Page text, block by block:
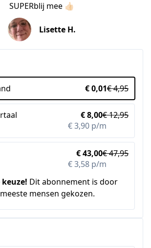
SUPERblij mee 👍🏻
Lisette H.
€ 0,01€ 4,95
€ 8,00€ 12,95
€ 3,90 p/m
€ 43,00€ 47,95
€ 3,58 p/m
keuze! Dit abonnement is door
mensen gekozen.